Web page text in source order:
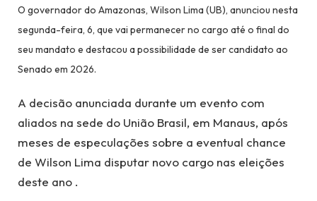
O governador do Amazonas, Wilson Lima (UB), anunciou nesta
segunda-feira, 6, que vai permanecer no cargo até o final do
seu mandato e destacou a possibilidade de ser candidato ao
Senado em 2026.
A decisão anunciada durante um evento com
aliados na sede do União Brasil, em Manaus, após
meses de especulações sobre a eventual chance
de Wilson Lima disputar novo cargo nas eleições
deste ano .